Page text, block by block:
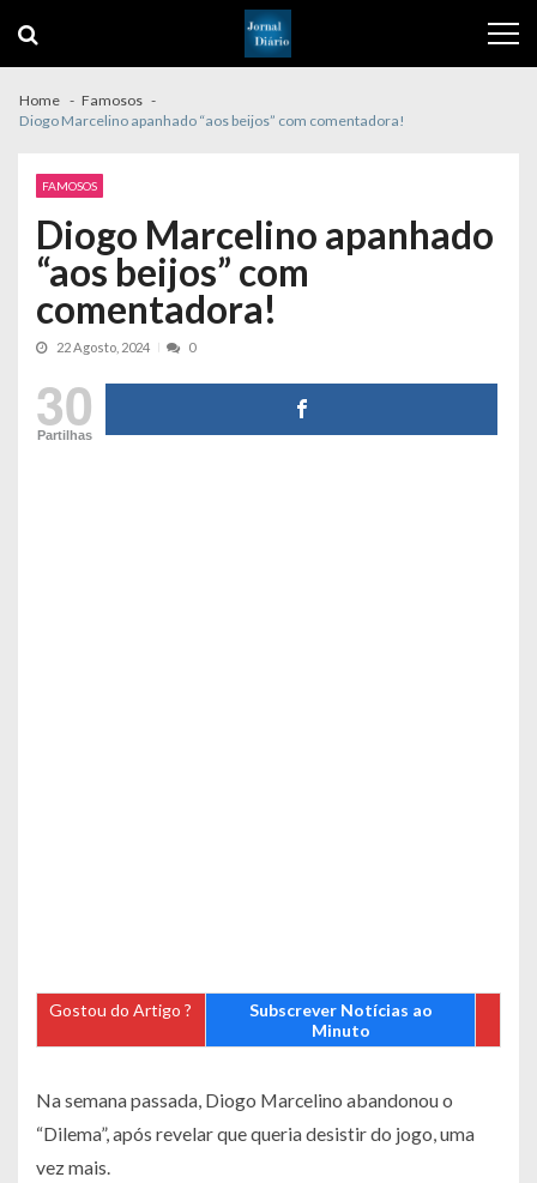
navigation
content
Home
Famosos
Diogo Marcelino apanhado “aos beijos” com comentadora!
FAMOSOS
Diogo Marcelino apanhado
“aos beijos” com
comentadora!
22 Agosto, 2024 0
30
Partilhas
Gostou do Artigo ?
Subscrever Notícias ao
Minuto
Na semana passada, Diogo Marcelino abandonou o
“Dilema”, após revelar que queria desistir do jogo, uma
vez mais.